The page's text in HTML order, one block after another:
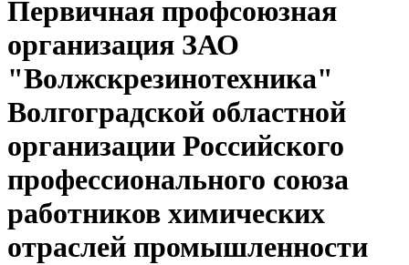
Первичная профсоюзная
организация ЗАО
"Волжскрезинотехника"
Волгоградской областной
организации Российского
профессионального союза
работников химических
отраслей промышленности